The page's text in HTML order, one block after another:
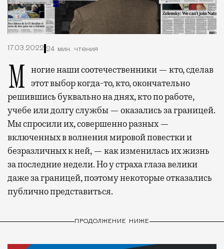
17.03.2022 24 мин. чтения
Многие наши соотечественники — кто, сделав этот выбор когда-то, кто, окончательно
решившись буквально на днях, кто по работе,
учебе или долгу службы — оказались за границей.
Мы спросили их, совершенно разных —
включенных в волнения мировой повестки и
безразличных к ней, — как изменилась их жизнь
за последние недели. Но у страха глаза велики
даже за границей, поэтому некоторые отказались
публично представиться.
ПРОДОЛЖЕНИЕ НИЖЕ